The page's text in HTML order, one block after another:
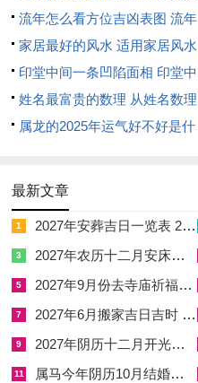
窝深陷是短命相吗
流年怎么看方位吉凶表图 流年
位置怎么看
家居最好的风水 适用家居风水
印堂中间一条凹陷面相 印堂中
间有条线沟好不好
姓名最富贵的数理 从姓名数理
看富豪
属龙的2025年运气好不好是什
2025年属龙人的全年运势
最新文章
1 2027年安葬吉日一览表 2027年12月安葬吉日一览表
3 2027年农历十二月安床吉日 2027年正月安床吉日吉时查询
5 2027年9月份去寺庙祈福的日子 2027年5月去寺庙吉日一览表
7 2027年6月搬家吉日吉时 2027年农历6月搬家吉日一览表
9 2027年阴历十二月开光吉日 2027年12月开光吉日一览表
11 属马今年阴历10月结婚好吗 属马还有几年本命年结婚呢好吗